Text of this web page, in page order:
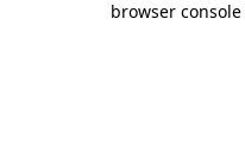
browser